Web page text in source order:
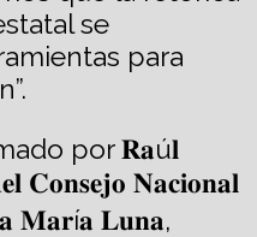
se
para
por 𝐑𝐚ú𝐥
𝐂𝐨𝐧𝐬𝐞𝐣𝐨 𝐍𝐚𝐜𝐢𝐨𝐧𝐚𝐥
𝐌𝐚𝐫í𝐚 𝐋𝐮𝐧𝐚,